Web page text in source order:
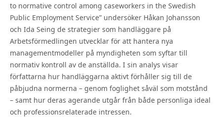
to normative control among caseworkers in the Swedish
Public Employment Service” undersöker Håkan Johansson
och Ida Seing de strategier som handläggare på
Arbetsförmedlingen utvecklar för att hantera nya
managementmodeller på myndigheten som syftar till
normativ kontroll av de anställda. I sin analys visar
författarna hur handläggarna aktivt förhåller sig till de
påbjudna normerna – genom foglighet såväl som motstånd
– samt hur deras agerande utgår från både personliga ideal
och professionsrelaterade intressen.